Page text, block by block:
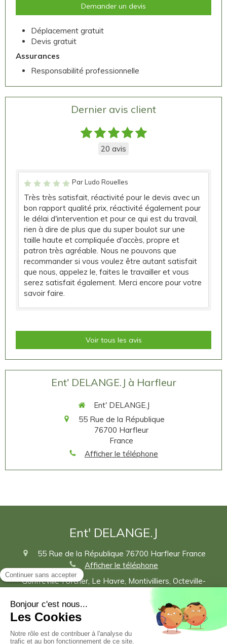
Demander un devis
Déplacement gratuit
Devis gratuit
Assurances
Responsabilité professionnelle
Dernier avis client
20 avis
Par Ludo Rouelles
Très très satisfait, réactivité pour le devis avec un
bon rapport qualité prix, réactivité également pour
le délai d'intervention et pour ce qui est du travail,
rien à dire de plus que du super boulot sur une
taille haute et compliquée d'accès, propre et
patron très agréable. Nous ne pouvons que
recommander si vous voulez être autant satisfait
que nous, appelez le, faites le travailler et vous
serez satisfait également. Merci encore pour votre
savoir faire.
Voir tous les avis
Ent' DELANGE.J à Harfleur
Ent' DELANGE.J
55 Rue de la République
76700 Harfleur
France
Afficher le téléphone
Ent' DELANGE.J
55 Rue de la République 76700 Harfleur France
Afficher le téléphone
Gonfreville-l'Orcher, Le Havre, Montivilliers, Octeville-
sur-Mer, Sainte-Adresse, Honfleur, Trouville-sur-Mer,
Équeurdreville-Hainneville, Beuzeville, Bolbec, Pont-
l'Évêque, Lillebonne
Plan du site